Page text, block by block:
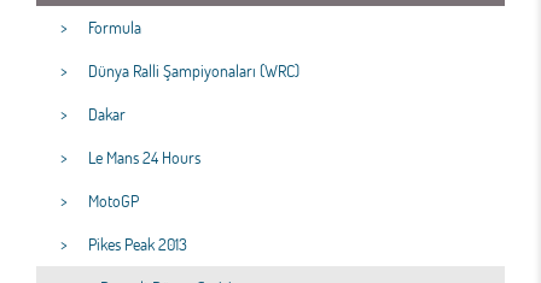
Formula
Dünya Ralli Şampiyonaları (WRC)
Dakar
Le Mans 24 Hours
MotoGP
Pikes Peak 2013